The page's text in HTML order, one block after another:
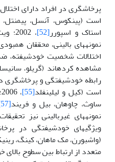
پرخاشگری در افراد دارای
است (پینکوس، آنسل،
استاک و اسپورر[52] ، 2002؛ ویت و کالاهان
نمونه­های بالینی، محققان
اختلالات شخصیت خودشیفته،
مشاهده کرده­اند (گریلو،
رابطه خودشیفتگی و پرخاشگری
است (کیل و لیلینفلد[55] ، 2006؛ ویهه
ساوث، چاوهان، بیل و فریند[57]
نمونه­های غیربالینی نیز
ویژگی­های خودشیفتگی در
(واشبورن، مک ماهان، کینگ،
متعدد از ارتباط بین سطوح